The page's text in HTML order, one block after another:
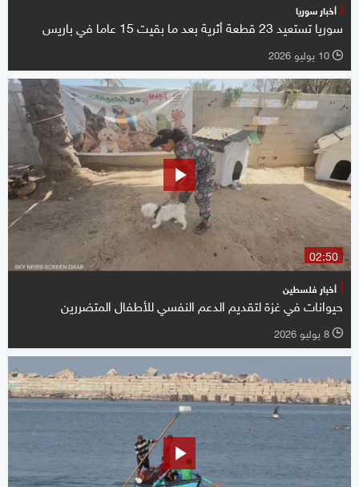
أخبار سوريا
سوريا تستعيد 23 قطعة أثرية بعد ما بقيت 15 عاما في باريس
l 10 يوليو 2026
02:50
أخبار فلسطين
حيوانات في غزة لتقديم الدعم النفسي للأطفال المتضررين
l 8 يوليو 2026